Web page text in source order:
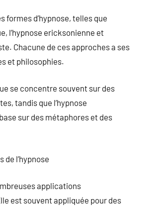
formes d’hypnose, telles que
l’hypnose ericksonienne et
Chacune de ces approches a ses
et philosophies.
se concentre souvent sur des
tandis que l’hypnose
sur des métaphores et des
de l’hypnose
applications
est souvent appliquée pour des